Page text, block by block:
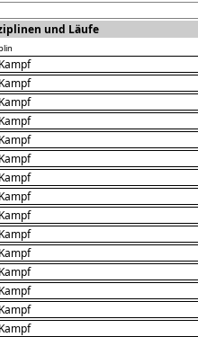
und Läufe